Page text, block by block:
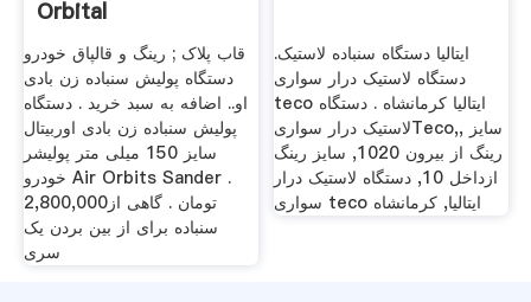
Orbital
قاب پلاک ; رینگ و قالپاق خودرو
دستگاه پولیش سنباده زن بادی
او.. اضافه به سبد خرید . دستگاه
پولیش سنباده زن بادی اوربیتال
سایز 150 میلی متر پولیشر
خودرو Air Orbits Sander .
2,800,000تومان . گاهی از
سنباده برای از بین بردن یک
سری
ایتالیا دستگاه سنباده لاستیک.
دستگاه لاستیک درار سواری
teco ایتالیا كرمانشاه . دستگاه
لاستیک درار سواریTeco,, سایز
رینگ از بیرون 1020, سایز رینگ
ازداخل 10, دستگاه لاستیک درار
سواری teco ایتالیا, كرمانشاه